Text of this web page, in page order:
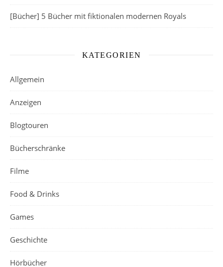
[Bücher] 5 Bücher mit fiktionalen modernen Royals
KATEGORIEN
Allgemein
Anzeigen
Blogtouren
Bücherschränke
Filme
Food & Drinks
Games
Geschichte
Hörbücher